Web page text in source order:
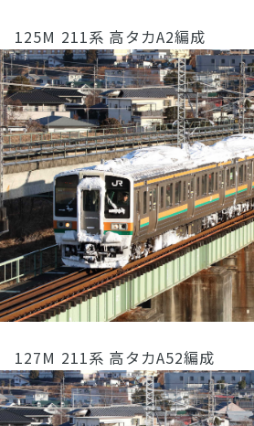
125M 211系 高タカA2編成
127M 211系 高タカA52編成